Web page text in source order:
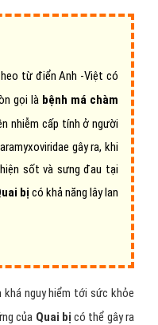
từ điển Anh -Việt có
gọi làbệnh má chàm
nhiễm cấp tính ở người
gây ra, khi
sốt và sưng đau tại
bịcó khả năng lây lan
nguy hiểm tới sức khỏe
của Quai bị có thể gây ra